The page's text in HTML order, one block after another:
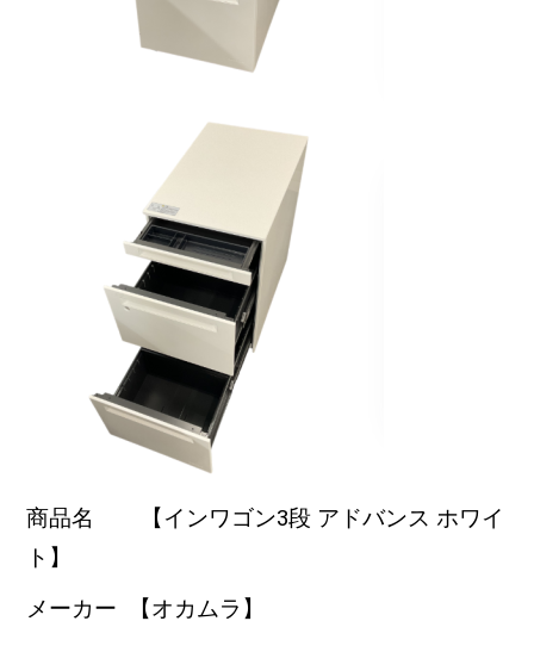
商品名 【インワゴン3段 アドバンス ホワイ
ト】
メーカー 【オカムラ】